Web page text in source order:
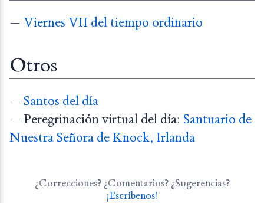
— Viernes VII del tiempo ordinario
Otros
— Santos del día
— Peregrinación virtual del día: Santuario de
Nuestra Señora de Knock, Irlanda
¿Correcciones? ¿Comentarios? ¿Sugerencias?
¡Escríbenos!